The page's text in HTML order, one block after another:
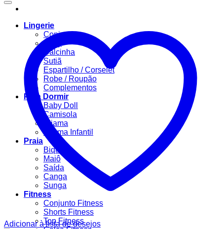
Lingerie
Conjuntos
Body
Calcinha
Sutiã
Espartilho / Corselet
Robe / Roupão
Complementos
Para Dormir
Baby Doll
Camisola
Pijama
Pijama Infantil
Praia
Biquíni
Maiô
Saída
Canga
Sunga
Fitness
Conjunto Fitness
Shorts Fitness
Top Fitness
Adicionar à lista de desejos